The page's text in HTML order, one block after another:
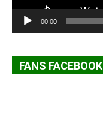
00:00
FANS FACEBOOK